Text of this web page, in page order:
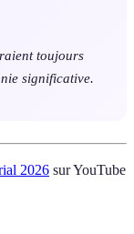
toujours
significative.
2026 sur YouTube